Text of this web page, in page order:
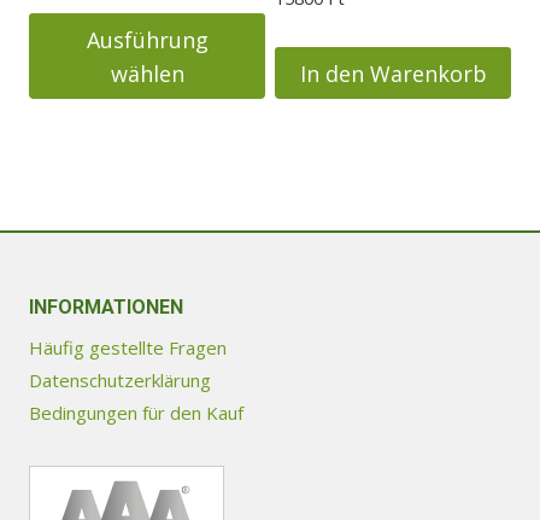
bis
46900 Ft
Ausführung
wählen
Die
Optionen
können
auf
Produktseite
gewählt
In den Warenkorb
INFORMATIONEN
Häufig gestellte Fragen
Datenschutzerklärung
Bedingungen für den Kauf